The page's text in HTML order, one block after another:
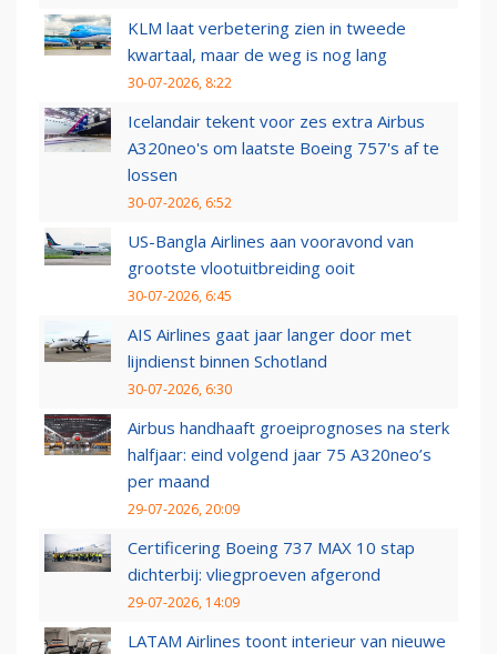
KLM laat verbetering zien in tweede
kwartaal, maar de weg is nog lang
30-07-2026, 8:22
Icelandair tekent voor zes extra Airbus
A320neo's om laatste Boeing 757's af te
lossen
30-07-2026, 6:52
US-Bangla Airlines aan vooravond van
grootste vlootuitbreiding ooit
30-07-2026, 6:45
AIS Airlines gaat jaar langer door met
lijndienst binnen Schotland
30-07-2026, 6:30
Airbus handhaaft groeiprognoses na sterk
halfjaar: eind volgend jaar 75 A320neo’s
per maand
29-07-2026, 20:09
Certificering Boeing 737 MAX 10 stap
dichterbij: vliegproeven afgerond
29-07-2026, 14:09
LATAM Airlines toont interieur van nieuwe